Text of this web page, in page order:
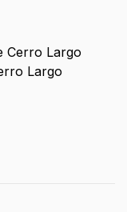
Cerro Largo
Largo